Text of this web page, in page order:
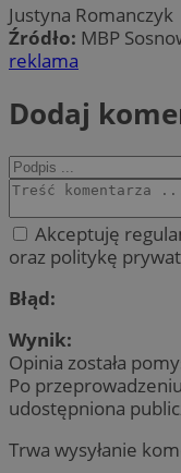
Justyna Romanczyk
Źródło: MBP
reklama
Dodaj
Akceptuję
oraz politykę
Błąd:
Wynik:
Opinia została
Po
udostępniona
Trwa wysyłanie